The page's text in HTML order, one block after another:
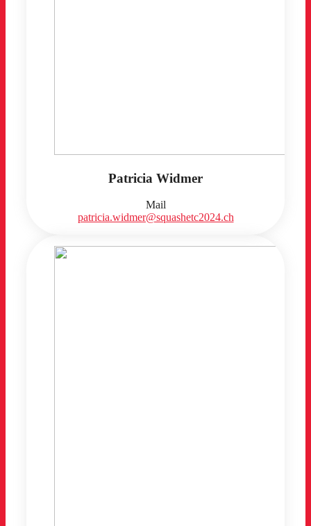
Patricia Widmer
Mail
patricia.widmer@squashetc2024.ch